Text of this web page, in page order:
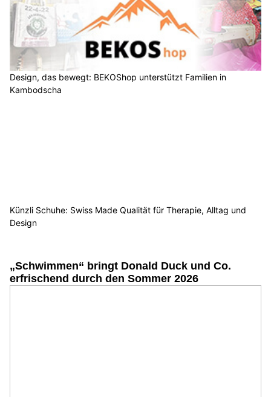
Design, das bewegt: BEKOShop unterstützt Familien in
Kambodscha
Künzli Schuhe: Swiss Made Qualität für Therapie, Alltag und
Design
„Schwimmen“ bringt Donald Duck und Co.
erfrischend durch den Sommer 2026